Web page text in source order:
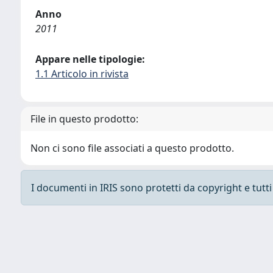
Anno
2011
Appare nelle tipologie:
1.1 Articolo in rivista
File in questo prodotto:
Non ci sono file associati a questo prodotto.
I documenti in IRIS sono protetti da copyright e